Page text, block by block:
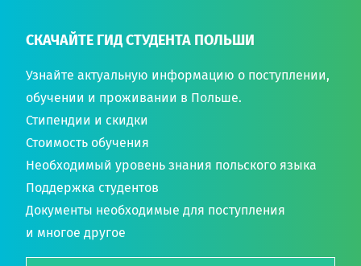
СКАЧАЙТЕ ГИД СТУДЕНТА ПОЛЬШИ
Узнайте актуальную информацию о поступлении,
обучении и проживании в Польше.
Стипендии и скидки
Стоимость обучения
Необходимый уровень знания польского языка
Поддержка студентов
Документы необходимые для поступления
и многое другое